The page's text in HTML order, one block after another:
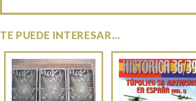
TE PUEDE INTERESAR...